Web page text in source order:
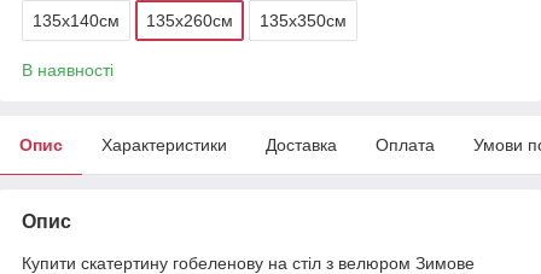
135х140см 135х260см 135х350см
В наявності
Опис Характеристики Доставка Оплата Умови
Опис
Купити скатертину гобеленову на стіл з велюром Зимове